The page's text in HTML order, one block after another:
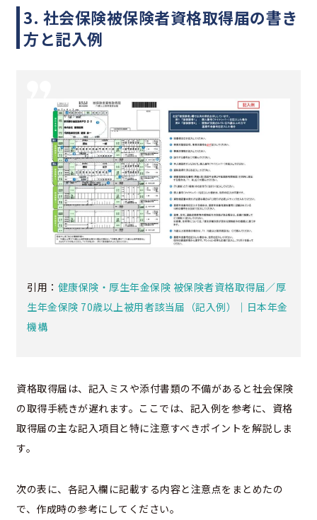
3. 社会保険被保険者資格取得届の書き
方と記入例
引用： 健康保険・厚生年金保険 被保険者資格取得届／厚
生年金保険 70歳以上被用者該当届（記入例）｜日本年金
機構
資格取得届は、記入ミスや添付書類の不備があると社会保険
の取得手続きが遅れます。ここでは、記入例を参考に、資格
取得届の主な記入項目と特に注意すべきポイントを解説しま
す。
次の表に、各記入欄に記載する内容と注意点をまとめたの
で、作成時の参考にしてください。